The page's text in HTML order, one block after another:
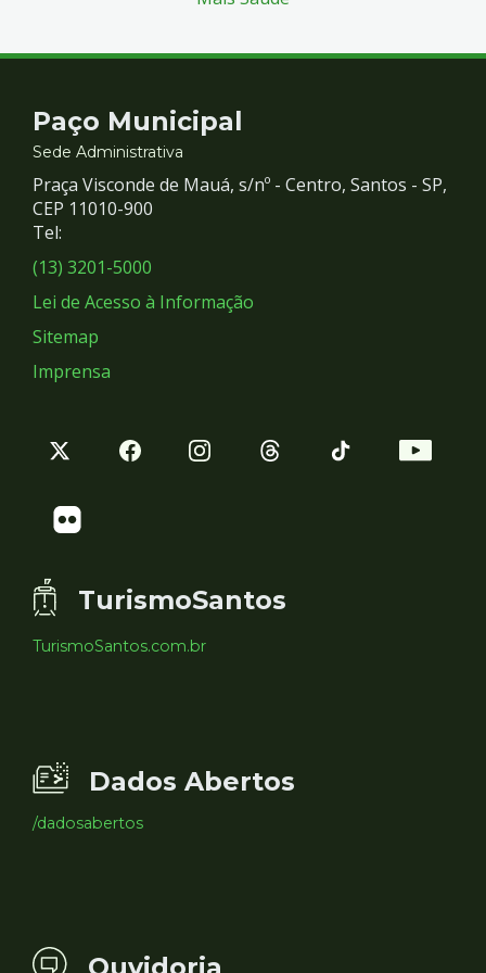
Contato
e
Redes
Sociais
Paço Municipal
Sede Administrativa
Praça Visconde de Mauá, s/nº - Centro, Santos - SP,
CEP 11010-900
Tel:
(13) 3201-5000
Lei de Acesso à Informação
Sitemap
Imprensa
TurismoSantos
TurismoSantos.com.br
Dados Abertos
/dadosabertos